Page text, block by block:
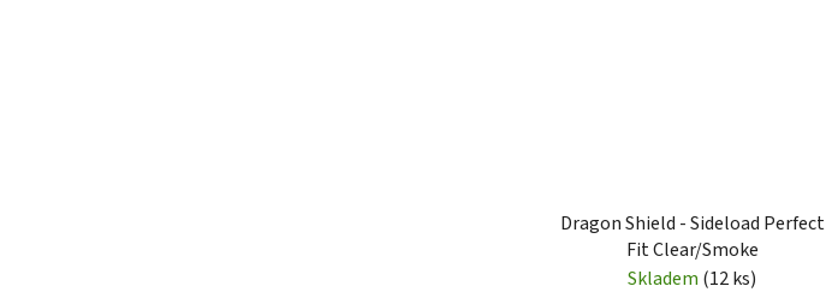
Dragon Shield - Sideload Perfect
Fit Clear/Smoke
Skladem (12 ks)